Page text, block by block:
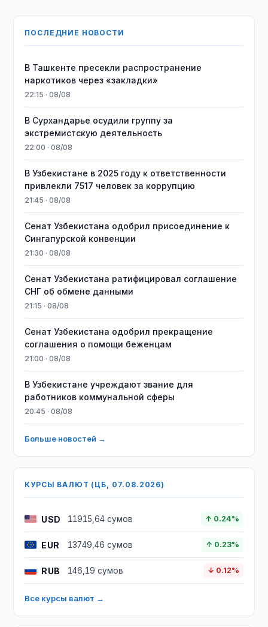
ПОСЛЕДНИЕ НОВОСТИ
В Ташкенте пресекли распространение
наркотиков через «закладки»
22:15 · 08/08
В Сурхандарье осудили группу за
экстремистскую деятельность
22:00 · 08/08
В Узбекистане в 2025 году к ответственности
привлекли 7517 человек за коррупцию
21:45 · 08/08
Сенат Узбекистана одобрил присоединение к
Сингапурской конвенции
21:30 · 08/08
Сенат Узбекистана ратифицировал соглашение
СНГ об обмене данными
21:15 · 08/08
Сенат Узбекистана одобрил прекращение
соглашения о помощи беженцам
21:00 · 08/08
В Узбекистане учреждают звание для
работников коммунальной сферы
20:45 · 08/08
Больше новостей →
КУРСЫ ВАЛЮТ (ЦБ, 07.08.2026)
USD 11915,64 сумов ↑ 0.24%
EUR 13749,46 сумов ↑ 0.23%
RUB 146,19 сумов ↓ 0.12%
Все курсы валют →